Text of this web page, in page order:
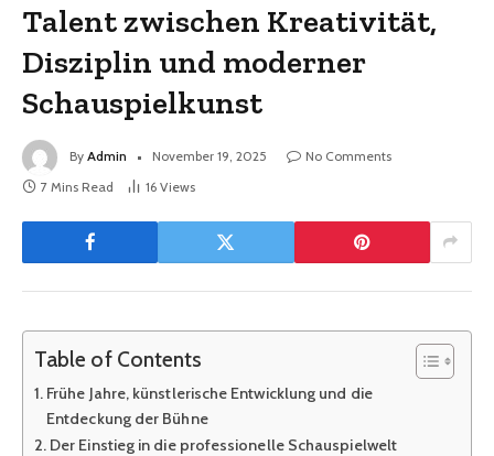
Talent zwischen Kreativität,
Disziplin und moderner
Schauspielkunst
By Admin November 19, 2025
No Comments
7 Mins Read
16 Views
Table of Contents
Frühe Jahre, künstlerische Entwicklung und die
Entdeckung der Bühne
Der Einstieg in die professionelle Schauspielwelt